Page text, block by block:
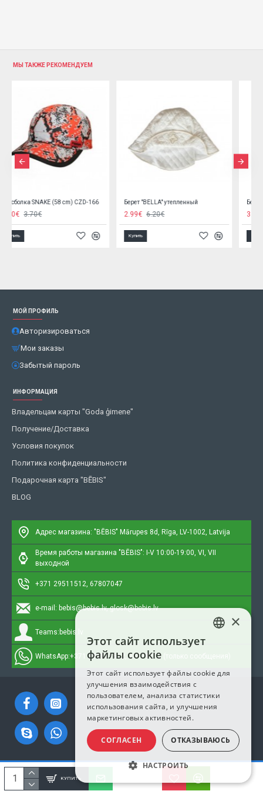
КУПИТЬ
МЫ ТАКЖЕ РЕКОМЕНДУЕМ
Берет "BELLA" утепленный
2.99€ 3.99€
МОЙ ПРОФИЛЬ
Авторизироваться
Мои заказы
Забытый пароль
ИНФОРМАЦИЯ
Владельцам карты "Goda ģimene"
Получение/Доставка
Условия покупок
Политика конфиденциальности
Подарочная карта "BĒBIS"
BLOG
Адрес магазина: "BĒBIS" Mārupes 8d, Rīga, LV-1002, Latvija
Время работы магазина "BĒBIS": I-V 10:00-19:00, VI, VII
выходной
+371 29511512, 67807047
e-mail: bebis@bebis.lv, glosk@bebis.lv
Teams: bebis.lv
WhatsApp:+371 295511512, 20579272 (только сообщения)
Copyright © 2023, Bebis.lv, Все права защищены
×
Этот сайт использует
файлы cookie
Этот сайт использует файлы cookie для
улучшения взаимодействия с
пользователем, анализа статистики
использования сайта, и улучшения
маркетинговых активностей.
СОГЛАСЕН ОТКАЗЫВАЮСЬ
НАСТРОИТЬ